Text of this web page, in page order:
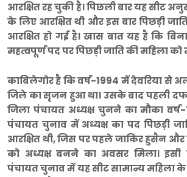
आरक्षित रह चुकी है। पिछली बार यह सीट
के लिए आरक्षित थी और इस बार पिछड़ी
आरक्षित हो गई है। खास बात यह है कि
महत्वपूर्ण पद पर पिछड़ी जाति की महिला को
काबिलेगोर है कि वर्ष-1994 में देवरिया से
जिले का सृजन हुआ था। उसके बाद पहली
जिला पंचायत अध्यक्ष चुनने का मौका
पंचायत चुनाव में अध्यक्ष का पद पिछड़ी
आरक्षित थी, जिस पर पहले जाकिर हुसैन
को अध्यक्ष बनने का अवसर मिला। इसी
पंचायत चुनाव में यह सीट सामान्य महिला के